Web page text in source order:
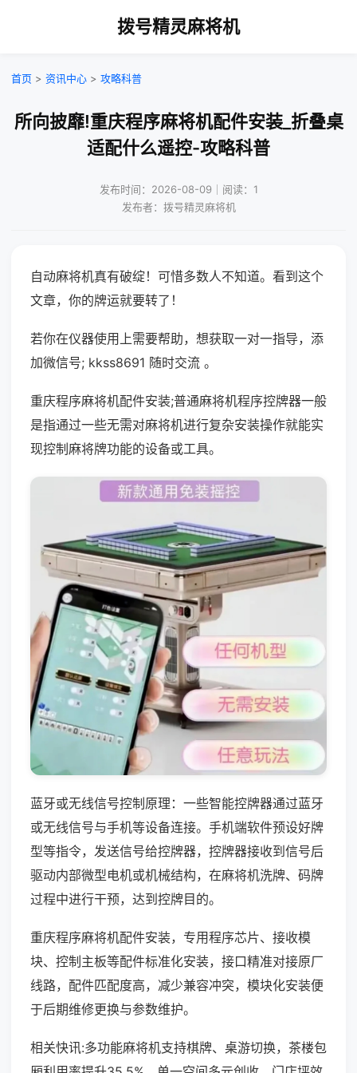
拨号精灵麻将机
首页 > 资讯中心 > 攻略科普
所向披靡!重庆程序麻将机配件安装_折叠桌
适配什么遥控-攻略科普
发布时间：2026-08-09｜阅读：1
发布者：拨号精灵麻将机
自动麻将机真有破绽！可惜多数人不知道。看到这个
文章，你的牌运就要转了！
若你在仪器使用上需要帮助，想获取一对一指导，添
加微信号; kkss8691 随时交流 。
重庆程序麻将机配件安装;普通麻将机程序控牌器一般
是指通过一些无需对麻将机进行复杂安装操作就能实
现控制麻将牌功能的设备或工具。
蓝牙或无线信号控制原理：一些智能控牌器通过蓝牙
或无线信号与手机等设备连接。手机端软件预设好牌
型等指令，发送信号给控牌器，控牌器接收到信号后
驱动内部微型电机或机械结构，在麻将机洗牌、码牌
过程中进行干预，达到控牌目的。
重庆程序麻将机配件安装，专用程序芯片、接收模
块、控制主板等配件标准化安装，接口精准对接原厂
线路，配件匹配度高，减少兼容冲突，模块化安装便
于后期维修更换与参数维护。
相关快讯:多功能麻将机支持棋牌、桌游切换，茶楼包